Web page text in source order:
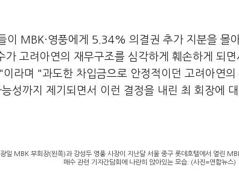
이 MBK·영풍에게 5.34% 의결권 추가 지분을 몰
가 고려아연의 재무구조를 심각하게 훼손하게 되
라며 "과도한 차입금으로 안정적이던 고려아연
성까지 제기되면서 이런 결정을 내린 최 회장에
일 MBK 부회장(왼쪽)과 강성두 영풍 사장이 지난달 서울 중구 롯데호텔에서 열린
매수 관련 기자간담회에 나란히 앉아있는 모습. (사진=연합뉴스)